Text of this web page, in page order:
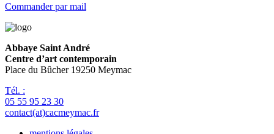
Commander par mail
Abbaye Saint André
Centre d’art contemporain
Place du Bûcher 19250 Meymac
Tél. :
05 55 95 23 30
contact(at)cacmeymac.fr